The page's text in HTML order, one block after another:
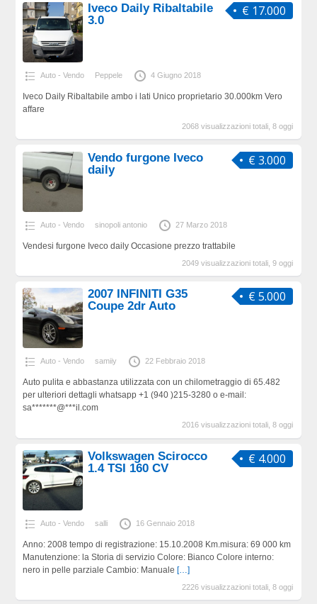
€ 17.000
Iveco Daily Ribaltabile
3.0
Auto - Vendo Peppele 4 Giugno 2018
Iveco Daily Ribaltabile ambo i lati Unico proprietario 30.000km Vero
affare
2068 visualizzazioni totali, 8 oggi
€ 3.000
Vendo furgone Iveco
daily
Auto - Vendo sinopoli antonio 27 Marzo 2018
Vendesi furgone Iveco daily Occasione prezzo trattabile
2049 visualizzazioni totali, 9 oggi
€ 5.000
2007 INFINITI G35
Coupe 2dr Auto
Auto - Vendo samiiy 22 Febbraio 2018
Auto pulita e abbastanza utilizzata con un chilometraggio di 65.482
per ulteriori dettagli whatsapp +1 (940 )215-3280 o e-mail:
sa*******@***il.com
2016 visualizzazioni totali, 8 oggi
€ 4.000
Volkswagen Scirocco
1.4 TSI 160 CV
Auto - Vendo salli 16 Gennaio 2018
Anno: 2008 tempo di registrazione: 15.10.2008 Km.misura: 69 000 km
Manutenzione: la Storia di servizio Colore: Bianco Colore interno:
nero in pelle parziale Cambio: Manuale […]
2226 visualizzazioni totali, 8 oggi